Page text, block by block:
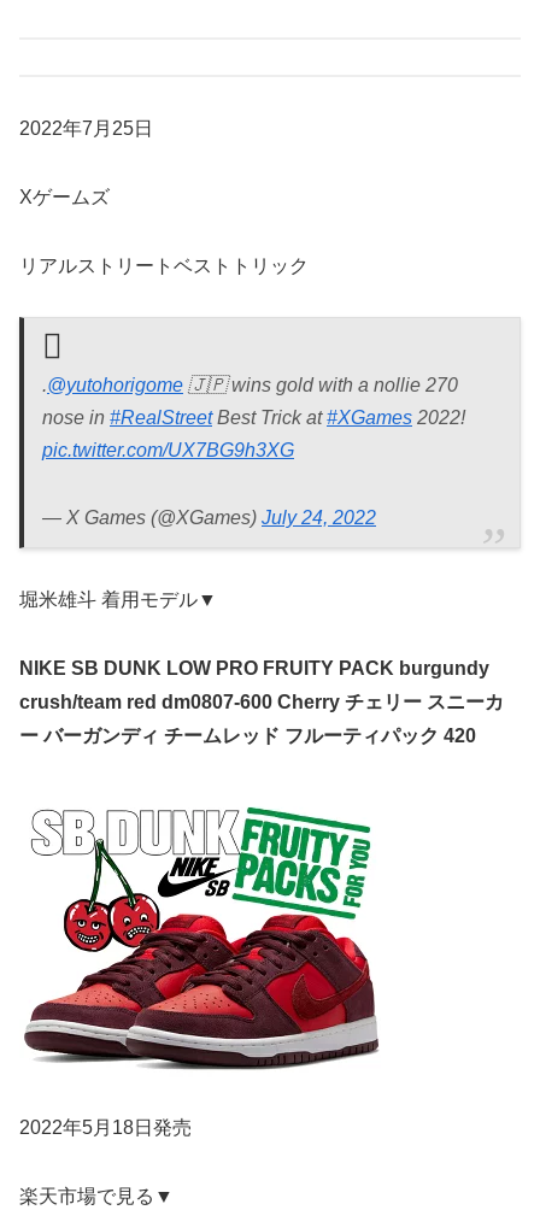
2022年7月25日
Xゲームズ
リアルストリートベストトリック
.@yutohorigome 🇯🇵 wins gold with a nollie 270
nose in #RealStreetBest Trick at#XGames 2022!
pic.twitter.com/UX7BG9h3XG
— X Games (@XGames) July 24, 2022
堀米雄斗 着用モデル▼
NIKE SB DUNK LOW PRO FRUITY PACK burgundy
crush/team red dm0807-600 Cherry チェリー スニーカ
ー バーガンディ チームレッド フルーティパック 420
2022年5月18日発売
楽天市場で見る▼